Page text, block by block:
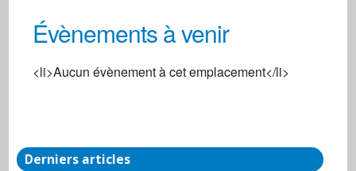
3, rue de la Gare - Arnay-Le-Duc
Évènements à venir
<li>Aucun évènement à cet emplacement</li>
Derniers articles